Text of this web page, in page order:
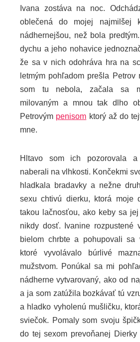
Ivana zostáva na noc.
oblečená do mojej najmilšej
nádhernejšou, než bola
dychu a jeho nohavice
že sa v nich odohráva hra na
letmým pohľadom prešla Petrov
som tu nebola, začala sa
milovaným a mnou tak dlho
Petrovým penisom ktorý až do
mne.
Hltavo som ich pozorovala a
naberali na vlhkosti. Končekmi
hladkala bradavky a nežne
sexu chtivú dierku, ktorá moje
takou lačnosťou, ako keby sa
nikdy dosť. Ivanine rozpustené
bielom chrbte a pohupovali sa
ktoré vyvolávalo búrlivé
mužstvom. Ponúkal sa mi
nádherne vytvarovaný, ako od
a ja som zatúžila bozkávať tú
a hladko vyholenú mušličku,
sviečok. Pomaly som svoju
do tej sexom prevoňanej